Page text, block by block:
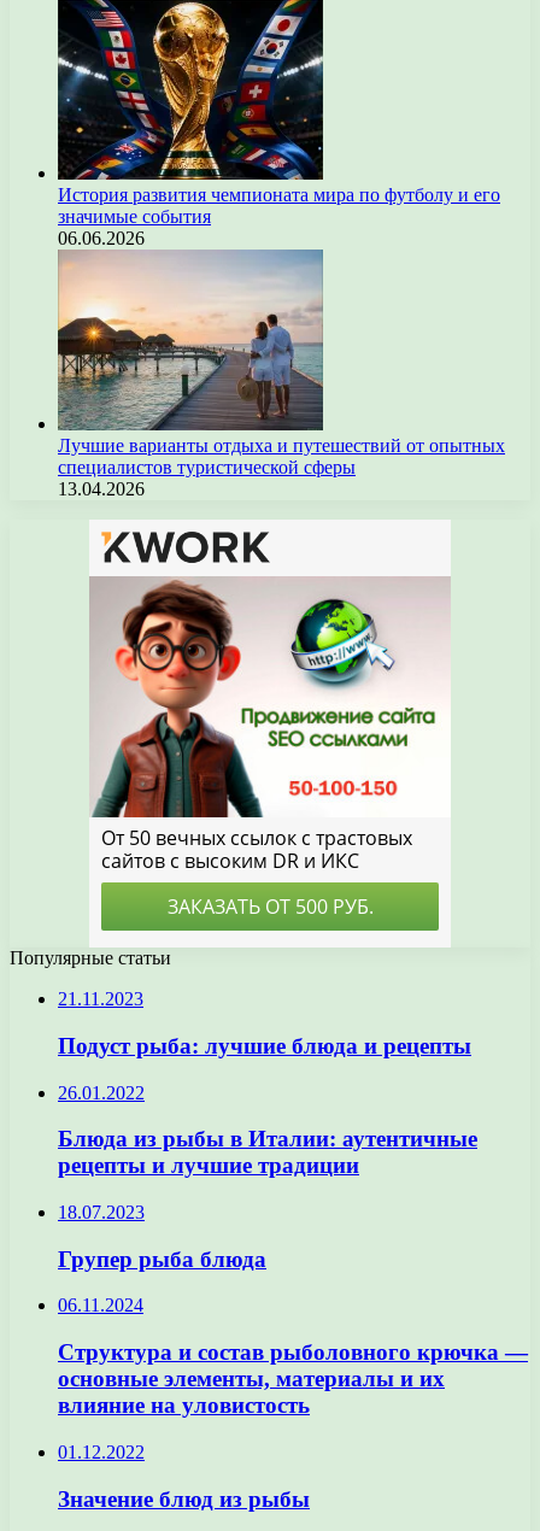
История развития чемпионата мира по футболу и его
значимые события
06.06.2026
Лучшие варианты отдыха и путешествий от опытных
специалистов туристической сферы
13.04.2026
Популярные статьи
21.11.2023
Подуст рыба: лучшие блюда и рецепты
26.01.2022
Блюда из рыбы в Италии: аутентичные
рецепты и лучшие традиции
18.07.2023
Групер рыба блюда
06.11.2024
Структура и состав рыболовного крючка —
основные элементы, материалы и их
влияние на уловистость
01.12.2022
Значение блюд из рыбы